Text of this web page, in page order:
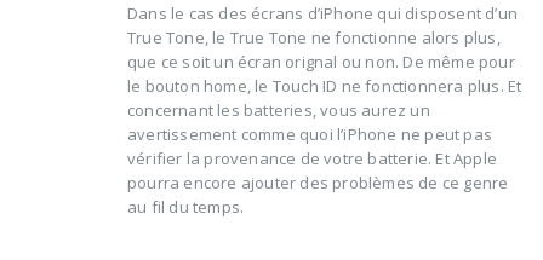
Dans le cas des écrans d’iPhone qui disposent d’un
True Tone, le True Tone ne fonctionne alors plus,
que ce soit un écran orignal ou non. De même pour
le bouton home, le Touch ID ne fonctionnera plus. Et
concernant les batteries, vous aurez un
avertissement comme quoi l’iPhone ne peut pas
vérifier la provenance de votre batterie. Et Apple
pourra encore ajouter des problèmes de ce genre
au fil du temps.